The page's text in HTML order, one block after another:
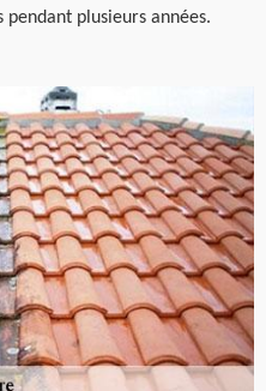
plusieurs années.